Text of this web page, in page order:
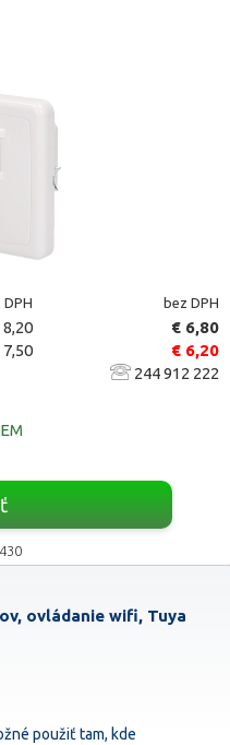
DPH bez DPH
8,20
€ 6,80
7,50
€ 6,20
244 912 222
ovládanie wifi, Tuya
použiť tam, kde